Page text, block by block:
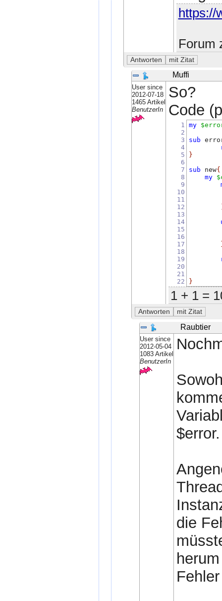
https://
Forum
Muffi
User since
2012-07-18
1465 Artikel
BenutzerIn
So?
Code
1
2
3
4
5
6
7
8
9
10
11
12
13
14
15
16
17
18
19
20
21
22
my
sub
}
sub new{
my
}
1 + 1 =
Raubtier
User since
2012-05-04
1083 Artikel
BenutzerIn
$error.
die